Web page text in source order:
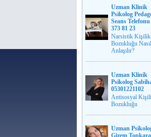
Uzman Klinik
Psikolog
Seans
373 81 23
Narsistik Kişilik
Bozukluğu Nasıl
Anlaşılır?
Uzman Klinik
Psikolog
05301221102
Antisosyal
Bozukluğu
Uzman
Gizem Topkara